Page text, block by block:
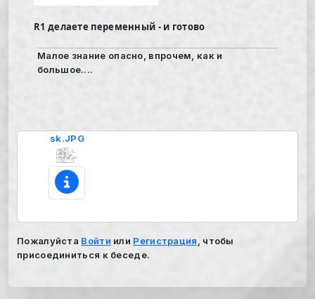
R1 делаете переменный - и готово
Малое знание опасно, впрочем, как и
большое....
sk.JPG
Пожалуйста Войти или Регистрация
, чтобы
присоединиться к беседе.